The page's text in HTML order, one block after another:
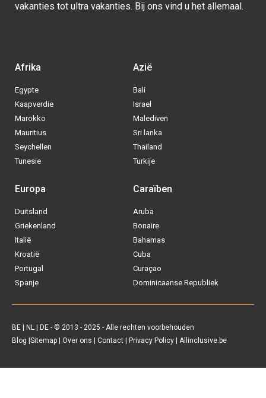
vakanties tot ultra vakanties. Bij ons vind u het allemaal.
Afrika
Egypte
Kaapverdie
Marokko
Mauritius
Seychellen
Tunesie
Azië
Bali
Israel
Malediven
Sri lanka
Thailand
Turkije
Europa
Duitsland
Griekenland
Italië
Kroatië
Portugal
Spanje
Caraïben
Aruba
Bonaire
Bahamas
Cuba
Curaçao
Dominicaanse Republiek
BE NL DE - © 2013 - 2025 - Alle rechten voorbehouden
Blog Sitemap Over ons Contact Privacy Policy | Allinclusive.be
Vakantiediscounter
D-reizen